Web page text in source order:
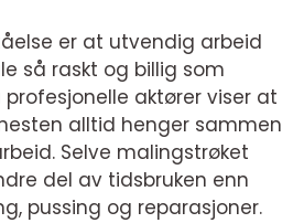
er at utvendig arbeid
så raskt og billig som
aktører viser at
alltid henger sammen
Selve malingstrøket
del av tidsbruken enn
pussing og reparasjoner.